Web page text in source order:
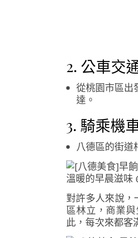
2. 公車交
從桃園市區出
達。
3. 騎乘機
八德區的街道
對許多人來說，
區林立，商業
此，每次來都客